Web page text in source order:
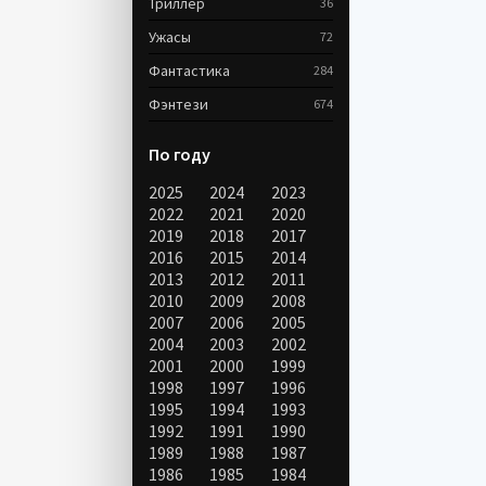
Ужасы 72
Фантастика 284
Фэнтези 674
По году
2025
2024
2023
2022
2021
2020
2019
2018
2017
2016
2015
2014
2013
2012
2011
2010
2009
2008
2007
2006
2005
2004
2003
2002
2001
2000
1999
1998
1997
1996
1995
1994
1993
1992
1991
1990
1989
1988
1987
1986
1985
1984